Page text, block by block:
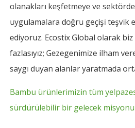
olanakları keşfetmeye ve
uygulamalara doğru geçişi teşvik
ediyoruz. Ecostix Global olarak
fazlasıyız; Gezegenimize ilham
saygı duyan alanlar yaratmada
Bambu ürünlerimizin tüm
sürdürülebilir bir gelecek